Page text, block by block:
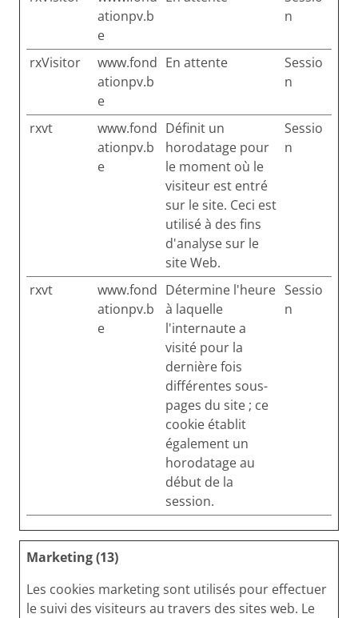
ationpv.b
e
n
rxVisitor
www.fond
ationpv.b
e
En attente
Sessio
n
rxvt
www.fond
ationpv.b
e
Définit un
horodatage pour
le moment où le
visiteur est entré
sur le site. Ceci est
utilisé à des fins
d'analyse sur le
site Web.
Sessio
n
rxvt
www.fond
ationpv.b
e
Détermine l'heure
à laquelle
l'internaute a
visité pour la
dernière fois
différentes sous-
pages du site ; ce
cookie établit
également un
horodatage au
début de la
session.
Sessio
n
Marketing (13)
Les cookies marketing sont utilisés pour effectuer
le suivi des visiteurs au travers des sites web. Le